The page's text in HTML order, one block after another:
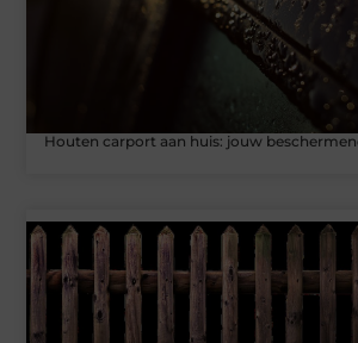
Houten carport aan huis: jouw